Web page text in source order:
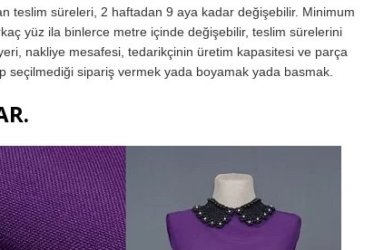
teslim süreleri, 2 haftadan 9 aya kadar değişebilir. Minimum
yüz ila binlerce metre içinde değişebilir, teslim sürelerini
nakliye mesafesi, tedarikçinin üretim kapasitesi ve parça
seçilmediği sipariş vermek yada boyamak yada basmak.